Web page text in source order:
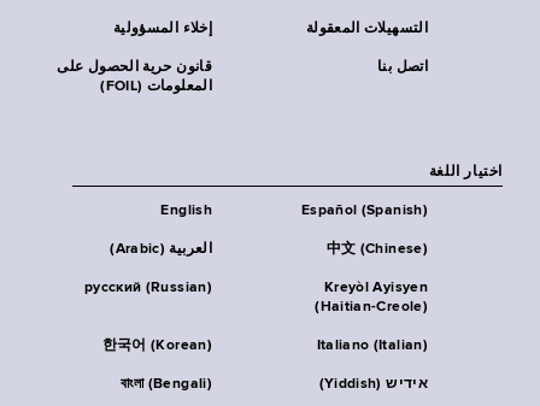
إخلاء المسؤولية التسهيلات المعقولة
قانون حرية الحصول على
المعلومات (FOIL)
اتصل بنا
اختيار اللغة
English Español (Spanish)
العربية (Arabic) 中文 (Chinese)
русский (Russian)
Kreyòl Ayisyen
(Haitian-Creole)
한국어 (Korean) Italiano (Italian)
বাংলা (Bengali) אידיש (Yiddish)